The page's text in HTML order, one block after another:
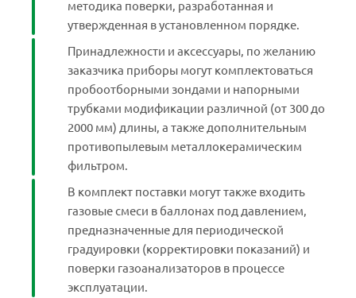
методика поверки, разработанная и
утвержденная в установленном порядке.
Принадлежности и аксессуары, по желанию
заказчика приборы могут комплектоваться
пробоотборными зондами и напорными
трубками модификации различной (от 300 до
2000 мм) длины, а также дополнительным
противопылевым металлокерамическим
фильтром.
В комплект поставки могут также входить
газовые смеси в баллонах под давлением,
предназначенные для периодической
градуировки (корректировки показаний) и
поверки газоанализаторов в процессе
эксплуатации.